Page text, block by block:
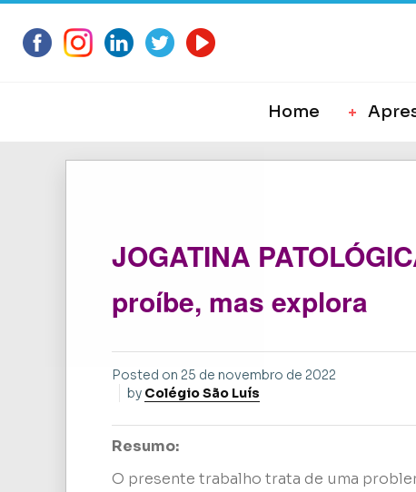
Home
JOGATINA
proíbe, mas explora
Posted on 25 de novembro de 2022
by Colégio São Luís
Resumo:
O presente trabalho trata de uma